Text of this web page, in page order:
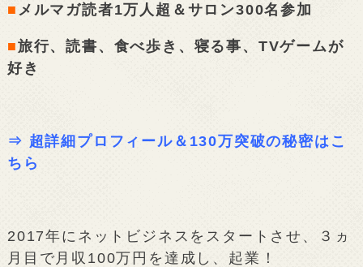
■ メルマガ読者1万人超＆サロン300名参加
■旅行、読書、食べ歩き、寝る事、TVゲームが
好き
⇒ 超詳細プロフィール＆130万突破の秘密はこ
ちら
2017年にネットビジネスをスタートさせ、３ヵ
月目で月収100万円を達成し、起業！